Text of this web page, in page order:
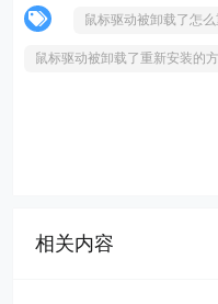
鼠标驱动被卸载了怎
鼠标驱动被卸载了重新安装的
相关内容